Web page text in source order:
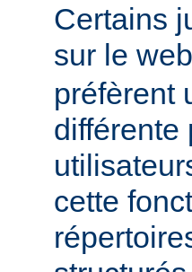
Certains
sur le
préfèrent
différente
cette